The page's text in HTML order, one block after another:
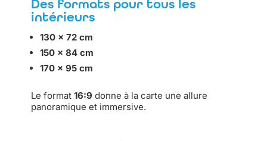
Des formats pour tous les
intérieurs
130 × 72 cm
150 × 84 cm
170 × 95 cm
Le format16:9 donne à la carte une allure
panoramique et immersive.